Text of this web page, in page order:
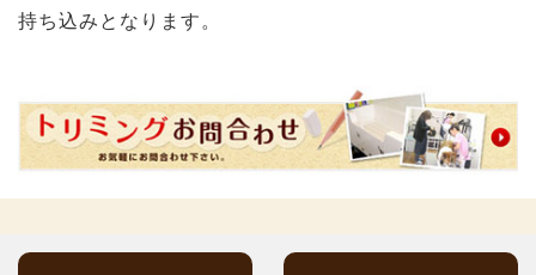
持ち込みとなります。